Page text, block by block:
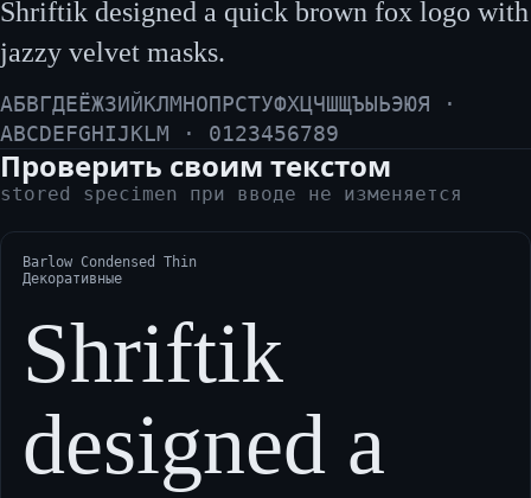
Shriftik designed a quick brown fox logo with
jazzy velvet masks.
АБВГДЕЁЖЗИЙКЛМНОПРСТУФХЦЧШЩЪЫЬЭЮЯ ·
ABCDEFGHIJKLM · 0123456789
Проверить своим текстом
stored specimen при вводе не изменяется
Barlow Condensed Thin
Декоративные
Shriftik
designed a